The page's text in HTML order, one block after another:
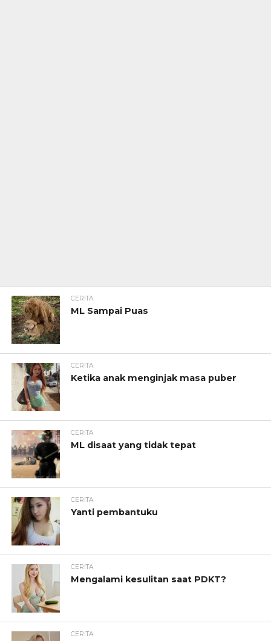
CERITA
ML Sampai Puas
CERITA
Ketika anak menginjak masa puber
CERITA
ML disaat yang tidak tepat
CERITA
Yanti pembantuku
CERITA
Mengalami kesulitan saat PDKT?
CERITA